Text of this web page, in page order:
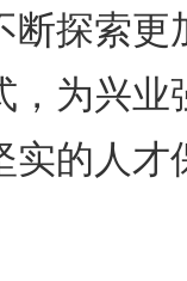
断探索更
，为兴业
实的人才